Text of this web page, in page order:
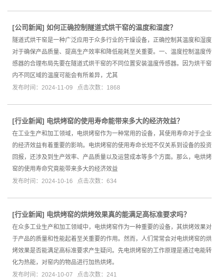
[公司新闻] 如何正确控制隧道式烘干窑的温度和湿度？
隧道式烘干窑是一种广泛应用于众多行业的干燥设备，正确控制其温度和湿度
对于确保产品质量、提高生产效率和降低能耗至关重要。一、温度控制温度传
感器的合理布局先要在隧道式烘干窑的不同位置安装温度传感器。因为烘干窑
内不同区域的温度可能会有所差异，尤其
发布时间：2024-11-09 点击次数：1868
[行业新闻] 电烘烤窑的使用寿命能带来多大的经济效益？
在工业生产和加工领域，电烘烤窑作为一种常用的设备，其使用寿命对于企业
的经济效益有着重要的影响。电烘烤窑的使用寿命长短不仅关系到设备的投资
回报，还涉及到生产效率、产品质量以及运营成本等多个方面。那么，电烘烤
窑的使用寿命究竟能带来多大的经济效益
发布时间：2024-10-16 点击次数：634
[行业新闻] 电烘烤窑的烘烤效果真的能满足高标准要求吗？
在众多工业生产和加工领域中，电烘烤窑作为一种重要的设备，其烘烤效果对
于产品的质量和性能起着至关重要的作用。然而，人们常常会对电烘烤窑的烘
烤效果是否能满足高标准要求产生疑问。先电烘烤窑的工作原理是通过电能转
化为热能，对窑内的物品进行加热烘烤。
发布时间：2024-10-07 点击次数：241